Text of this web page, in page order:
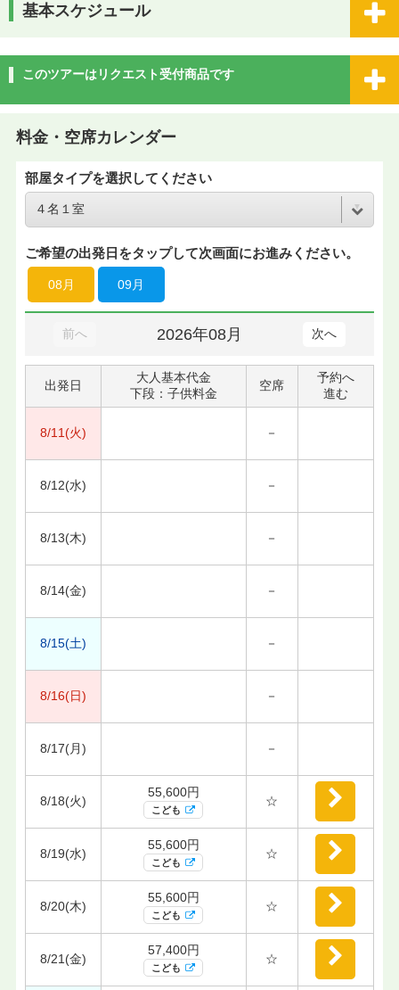
基本スケジュール
このツアーはリクエスト受付商品です
料金・空席カレンダー
部屋タイプを選択してください
ご希望の出発日をタップして次画面にお進みください。
08月 09月
前へ 2026年08月 次へ
出発日
大人基本代金
下段：子供料金
空席
予約へ
進む
8/11(火) －
8/12(水) －
8/13(木) －
8/14(金) －
8/15(土) －
8/16(日) －
8/17(月) －
8/18(火)
55,600円
こども
☆
8/19(水)
55,600円
こども
☆
8/20(木)
55,600円
こども
☆
8/21(金)
57,400円
こども
☆